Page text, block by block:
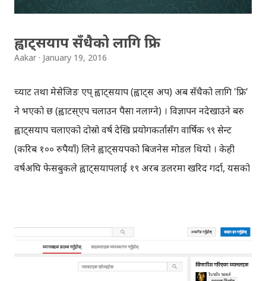
सेक्युरिटि चेकअप गर्नेहरुले पनि, अहिले चेक...
ह्वाट्सयाप सँधैको लागि फ्रि
Aakar January 19, 2016
च्याट तथा मेसेजिङ एप् ह्वाट्सयाप (ह्वाट्स अप) अब सँधैको लागि 'फ्रि'
हुने भएको छ (ह्वाटस्एप चलाउन पैसा नलाग्ने) । विज्ञापन नदेखाउने बरु
ह्वाट्सयाप चलाएको दोस्रो वर्ष देखि प्रयोगकर्तासँग वार्षिक ९९ सेन्ट
(करिब १०० रुपैयाँ) लिने ह्वाट्सयपको बिजनेस मोडल थियो । केही
वर्षअघि फेसबुकले ह्वाट्सयापलाई १९ अरब डलरमा खरिद गर्दा, यसको
कुरा पनि चर्चाको विषय भएको थियो, किनकी प्रयोगकर्ताहरु फेसबुक
भन्दा धेरै ह्वाटस्एप चलाउँथे । करिब १ अरब प्रयोगकर्ता रहेको दाबी
गरिएको ह्वाट्सयाप निकै रुचाइएको च्याटिङ एपहरु मध्यमा पर्छ।